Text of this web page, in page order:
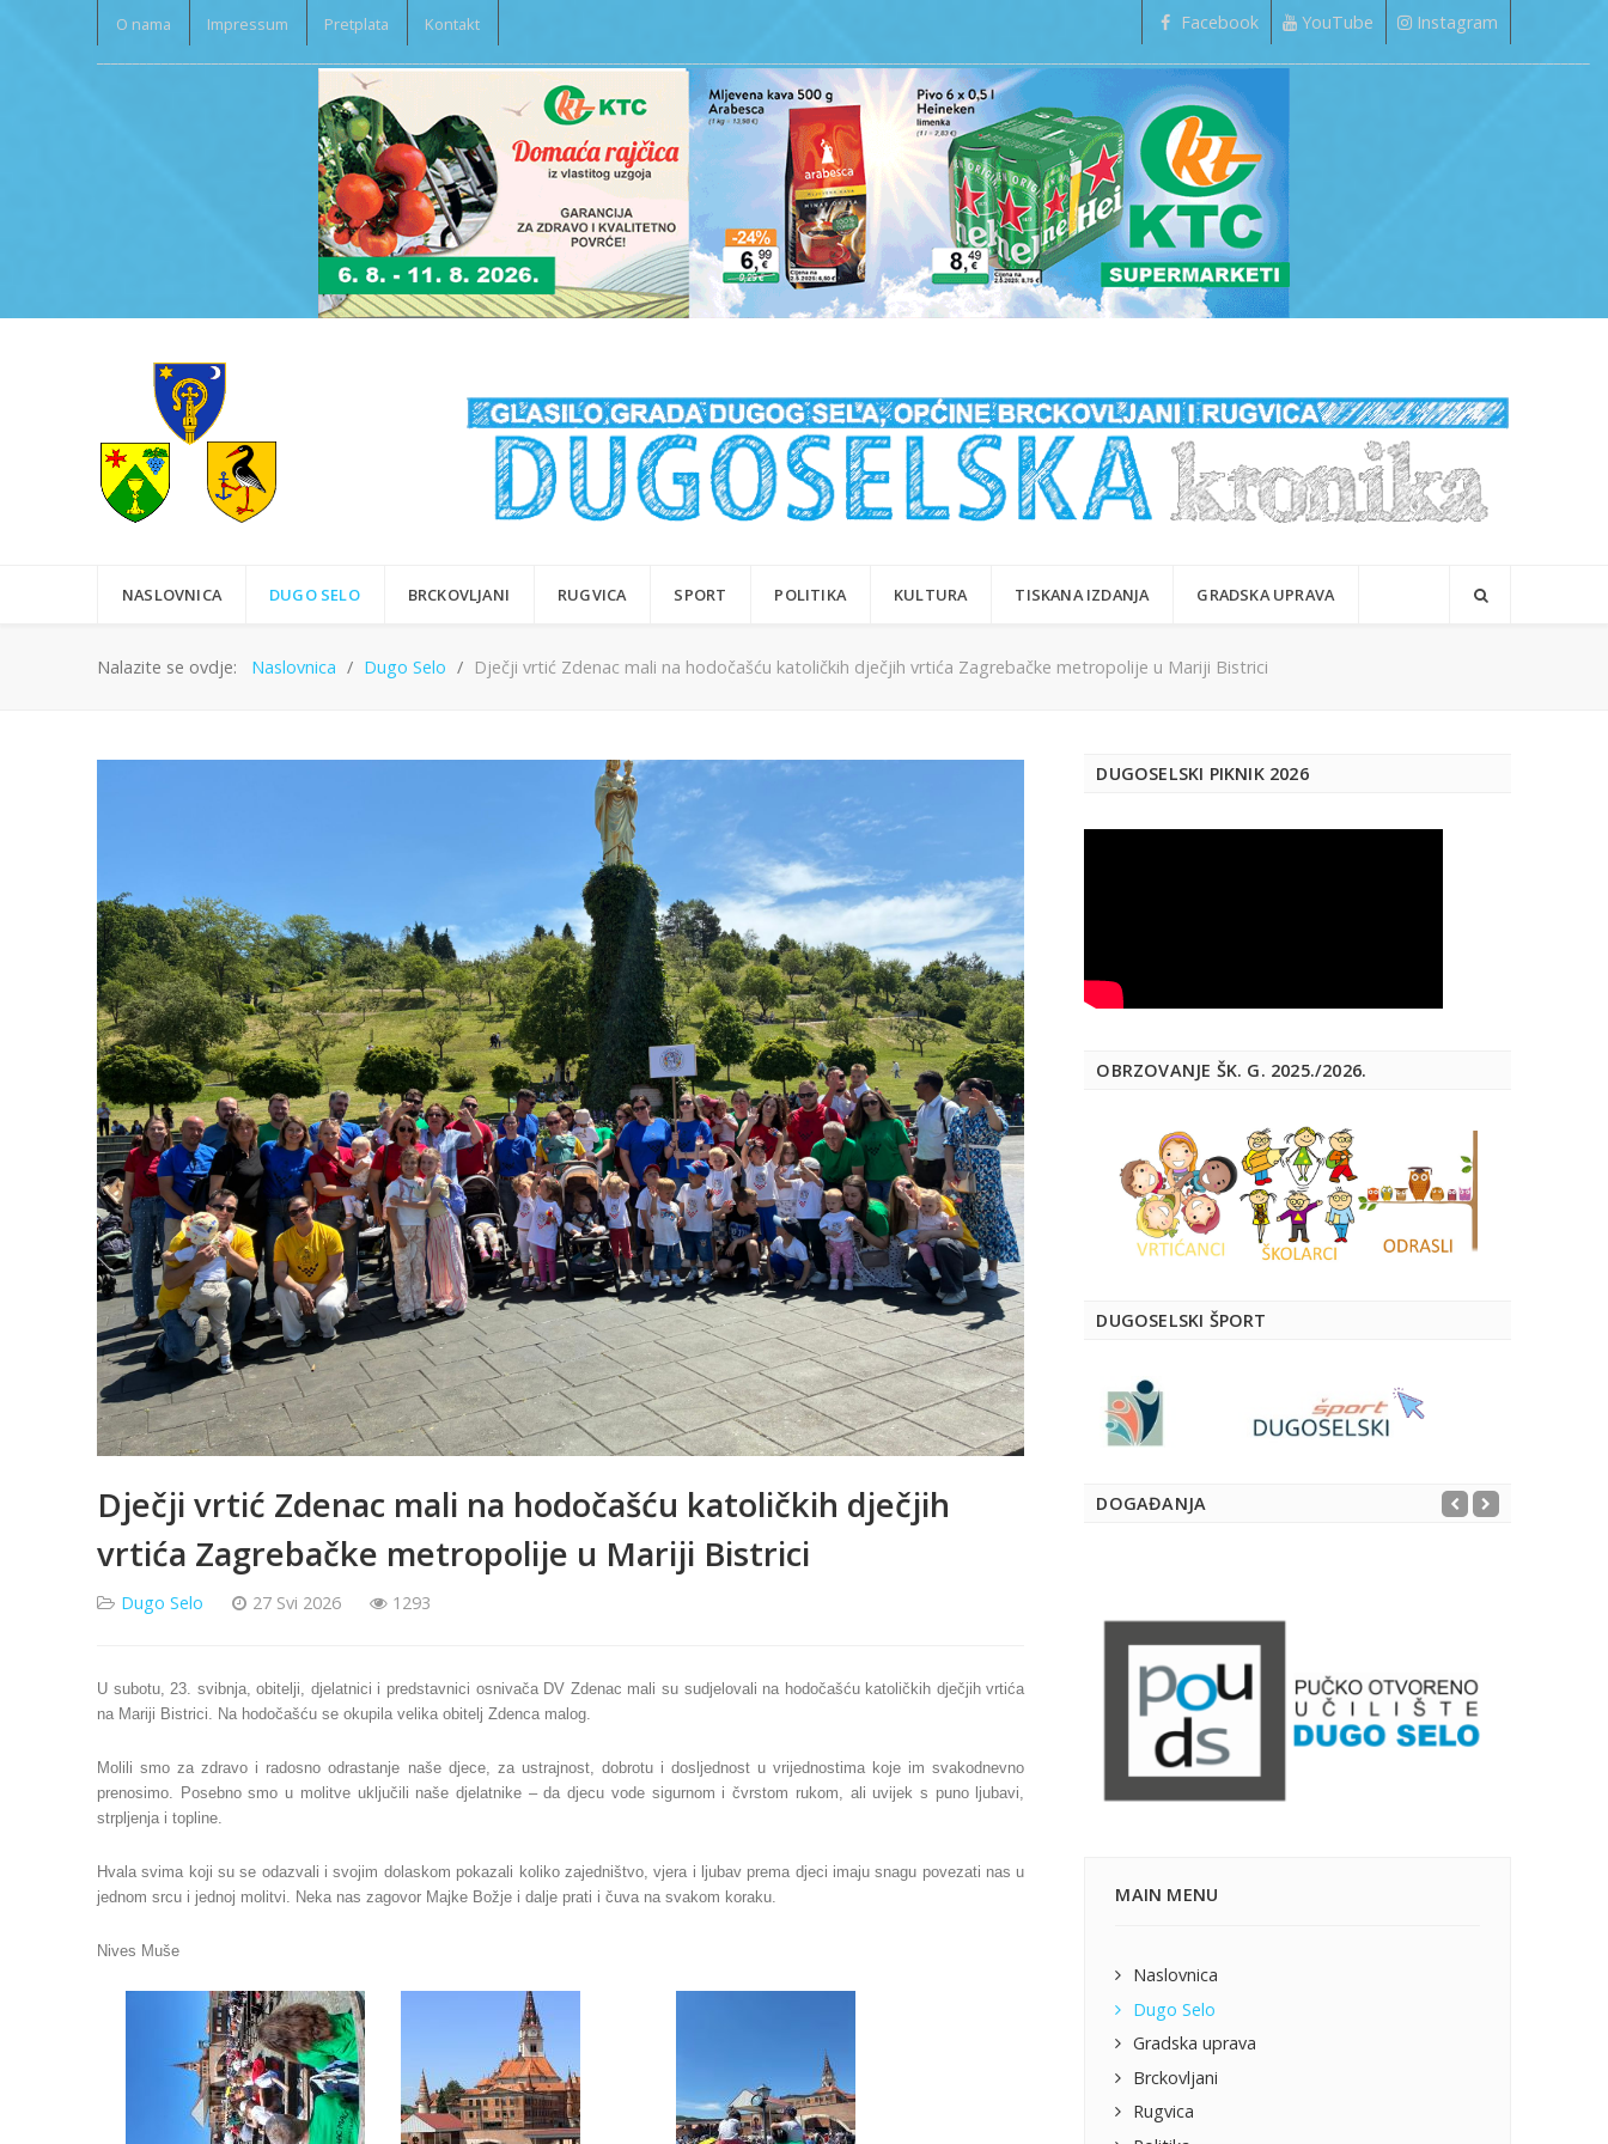
O nama Impressum Pretplata Kontakt Facebook YouTube Instagram
NASLOVNICA DUGO SELO BRCKOVLJANI RUGVICA SPORT POLITIKA KULTURA TISKANA IZDANJA GRADSKA UPRAVA
Nalazite se ovdje: Naslovnica Dugo Selo Dječji vrtić Zdenac mali na hodočašću katoličkih dječjih vrtića Zagrebačke metropolije u Mariji Bistrici
Dječji vrtić Zdenac mali na hodočašću katoličkih dječjih
vrtića Zagrebačke metropolije u Mariji Bistrici
Dugo Selo 27 Svi 2026 1293
U subotu, 23. svibnja, obitelji, djelatnici i predstavnici osnivača DV Zdenac mali su sudjelovali na hodočašću katoličkih dječjih vrtića
na Mariji Bistrici. Na hodočašću se okupila velika obitelj Zdenca malog.
Molili smo za zdravo i radosno odrastanje naše djece, za ustrajnost, dobrotu i dosljednost u vrijednostima koje im svakodnevno
prenosimo. Posebno smo u molitve uključili naše djelatnike – da djecu vode sigurnom i čvrstom rukom, ali uvijek s puno ljubavi,
strpljenja i topline.
Hvala svima koji su se odazvali i svojim dolaskom pokazali koliko zajedništvo, vjera i ljubav prema djeci imaju snagu povezati nas u
jednom srcu i jednoj molitvi. Neka nas zagovor Majke Božje i dalje prati i čuva na svakom koraku.
Nives Muše
DUGOSELSKI PIKNIK 2026
OBRZOVANJE ŠK. G. 2025./2026.
DUGOSELSKI ŠPORT
DOGAĐANJA
MAIN MENU
Naslovnica
Dugo Selo
Gradska uprava
Brckovljani
Rugvica